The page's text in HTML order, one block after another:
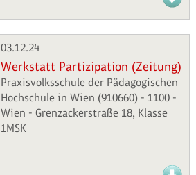
03.12.24
Werkstatt Partizipation (Zeitung)
Praxisvolksschule der Pädagogischen
Hochschule in Wien (910660) - 1100 -
Wien - Grenzackerstraße 18, Klasse
1MSK